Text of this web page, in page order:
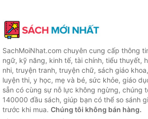
SachMoiNhat.com chuyên cung cấp thông
ngữ, kỹ năng, kinh tế, tài chính, tiểu thuyết,
nhi, truyện tranh, truyện chữ, sách giáo
luyện thi, y học, mẹ và bé, sức khỏe, giáo
sẵn có cùng sự nỗ lực không ngừng, chúng
140000 đầu sách, giúp bạn có thể so sánh
trước khi mua. Chúng tôi không bán hàng.